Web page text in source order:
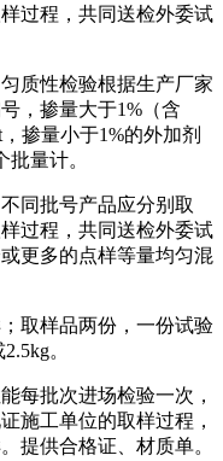
过程，共同送检外委试
质性检验根据生产厂家
，掺量大于1%（含
掺量小于1%的外加剂
量计。
同批号产品应分别取
过程，共同送检外委试
更多的点样等量均匀混
取样品两份，一份试验
。
每批次进场检验一次，
施工单位的取样过程，
提供合格证、材质单。